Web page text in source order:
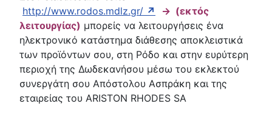
http://www.rodos.mdlz.gr/ ↗
→ (εκτός
λειτουργίας) μπορείς να λειτουργήσεις ένα
ηλεκτρονικό κατάστημα διάθεσης αποκλειστικά
των προϊόντων σου, στη Ρόδο και στην ευρύτερη
περιοχή της Δωδεκανήσου μέσω του εκλεκτού
συνεργάτη σου Απόστολου Ασπράκη και της
εταιρείας του ARISTON RHODES SA